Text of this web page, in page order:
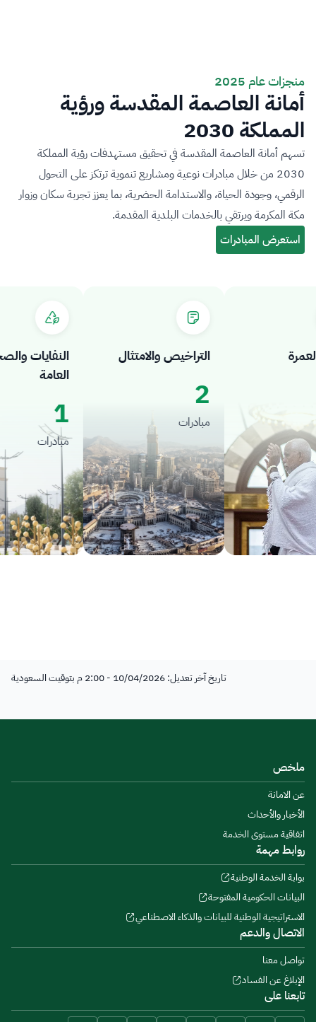
منجزات عام 2025
أمانة العاصمة المقدسة ورؤية
المملكة 2030
تسهم أمانة العاصمة المقدسة في تحقيق مستهدفات رؤية المملكة
2030 من خلال مبادرات نوعية ومشاريع تنموية ترتكز على التحول
الرقمي، وجودة الحياة، والاستدامة الحضرية، بما يعزز تجربة سكان وزوار
مكة المكرمة ويرتقي بالخدمات البلدية المقدمة.
النفايات والصحة
العامة
1
مبادرات
التراخيص والامتثال
2
مبادرات
تاريخ آخر تعديل: 10/04/2026 - 2:00 م بتوقيت السعودية
ملخص
عن الامانة
الأخبار والأحداث
اتفاقية مستوى الخدمة
روابط مهمة
بوابة الخدمة الوطنية
البيانات الحكومية المفتوحة
الاستراتيجية الوطنية للبيانات والذكاء الاصطناعي
الاتصال والدعم
تواصل معنا
الإبلاغ عن الفساد
تابعنا على